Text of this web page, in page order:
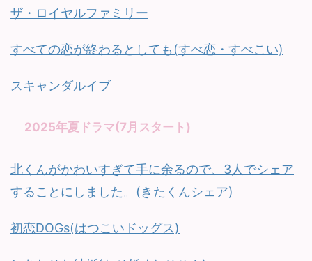
ザ・ロイヤルファミリー
すべての恋が終わるとしても(すべ恋・すべこい)
スキャンダルイブ
2025年夏ドラマ(7月スタート)
北くんがかわいすぎて手に余るので、3人でシェア
することにしました。(きたくんシェア)
初恋DOGs(はつこいドッグス)